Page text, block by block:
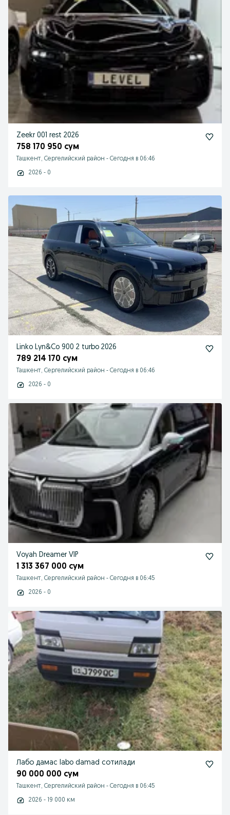
Zeekr 001 rest 2026
758 170 950 сум
Ташкент, Сергелийский район - Сегодня в 06:46
2026 - 0
Linko Lyn&Co 900 2 turbo 2026
789 214 170 сум
Ташкент, Сергелийский район - Сегодня в 06:46
2026 - 0
Voyah Dreamer VIP
1 313 367 000 сум
Ташкент, Сергелийский район - Сегодня в 06:45
2026 - 0
Лабо дамас labo damad сотилади
90 000 000 сум
Ташкент, Сергелийский район - Сегодня в 06:45
2026 - 19 000 км